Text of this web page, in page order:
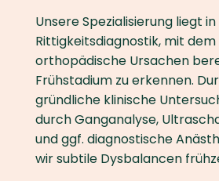
Unsere Spezialisierung liegt
Rittigkeitsdiagnostik, mit dem
orthopädische Ursachen
Frühstadium zu erkennen.
gründliche klinische
durch Ganganalyse,
und ggf. diagnostische
wir subtile Dysbalancen